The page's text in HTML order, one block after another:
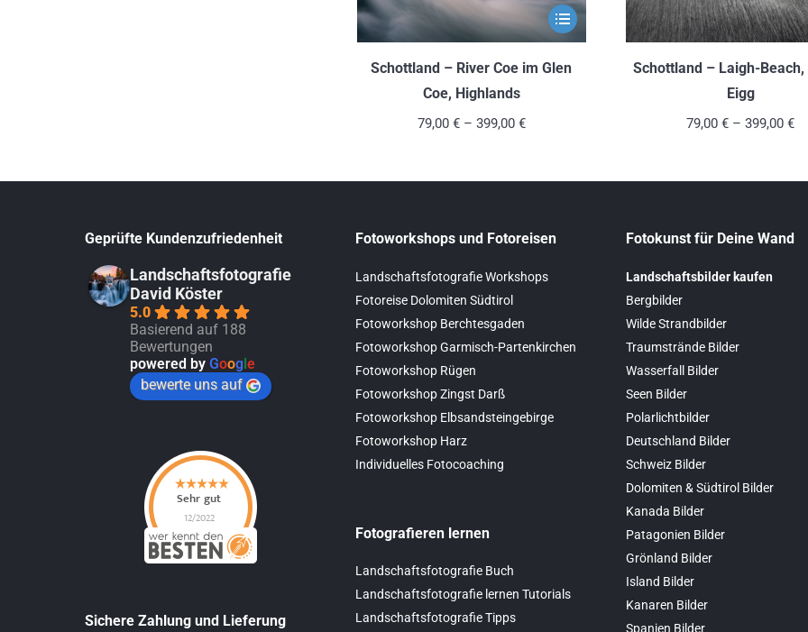
Dieses
Produkt
weist
auf
werden
Schottland – River Coe im Glen
Coe, Highlands
79,00 €– 399,00 €
Schottland – Laigh-
Eigg
79,00€ –399,00€
Geprüfte Kundenzufriedenheit
Landschaftsfotografie
David Köster
5.0
Basierend auf 188
Bewertungen
powered by Goog e
bewerte uns auf
Sichere Zahlung und Lieferung
Fotoworkshops und Fotoreisen
Landschaftsfotografie Workshops
Fotoreise Dolomiten Südtirol
Fotoworkshop Berchtesgaden
Fotoworkshop Garmisch-Partenkirchen
Fotoworkshop Rügen
Fotoworkshop Zingst Darß
Fotoworkshop Elbsandsteingebirge
Fotoworkshop Harz
Individuelles Fotocoaching
Fotografieren lernen
Landschaftsfotografie Buch
Landschaftsfotografie lernen Tutorials
Landschaftsfotografie Tipps
Fotokunst für Deine Wand
Landschaftsbilder kaufen
Bergbilder
Wilde Strandbilder
Traumstrände Bilder
Wasserfall Bilder
Seen Bilder
Polarlichtbilder
Deutschland Bilder
Schweiz Bilder
Dolomiten & Südtirol Bilder
Kanada Bilder
Patagonien Bilder
Grönland Bilder
Island Bilder
Kanaren Bilder
Spanien Bilder